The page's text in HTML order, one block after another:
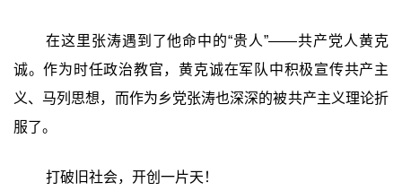
在这里张涛遇到了他命中的“贵人”——共产党人黄克
诚。作为时任政治教官，黄克诚在军队中积极宣传共产主
义、马列思想，而作为乡党张涛也深深的被共产主义理论折
服了。
打破旧社会，开创一片天！